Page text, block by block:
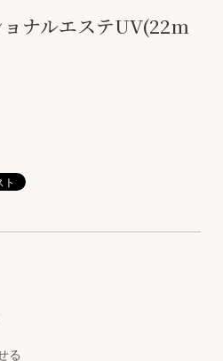
ナルエステUV(22m
る